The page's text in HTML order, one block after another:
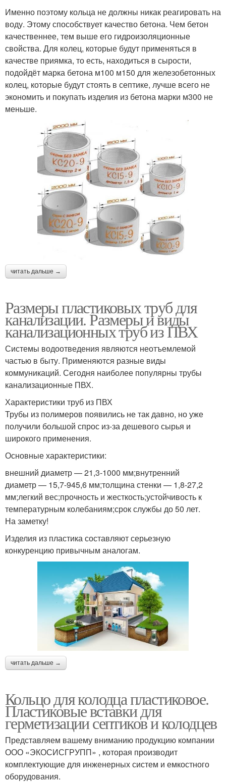
Именно поэтому кольца не должны никак реагировать на
воду. Этому способствует качество бетона. Чем бетон
качественнее, тем выше его гидроизоляционные
свойства. Для колец, которые будут применяться в
качестве приямка, то есть, находиться в сырости,
подойдёт марка бетона м100 м150 для железобетонных
колец, которые будут стоять в септике, лучше всего не
экономить и покупать изделия из бетона марки м300 не
меньше.
читать дальше →
Размеры пластиковых труб для
канализации. Размеры и виды
канализационных труб из ПВХ
Системы водоотведения являются неотъемлемой
частью в быту. Применяются разные виды
коммуникаций. Сегодня наиболее популярны трубы
канализационные ПВХ.
Характеристики труб из ПВХ
Трубы из полимеров появились не так давно, но уже
получили большой спрос из-за дешевого сырья и
широкого применения.
Основные характеристики:
внешний диаметр — 21,3-1000 мм;внутренний
диаметр — 15,7-945,6 мм;толщина стенки — 1,8-27,2
мм;легкий вес;прочность и жесткость;устойчивость к
температурным колебаниям;срок службы до 50 лет.
На заметку!
Изделия из пластика составляют серьезную
конкуренцию привычным аналогам.
читать дальше →
Кольцо для колодца пластиковое.
Пластиковые вставки для
герметизации септиков и колодцев
Представляем вашему вниманию продукцию компании
ООО «ЭКОСИСГРУПП» , которая производит
комплектующие для инженерных систем и емкостного
оборудования.